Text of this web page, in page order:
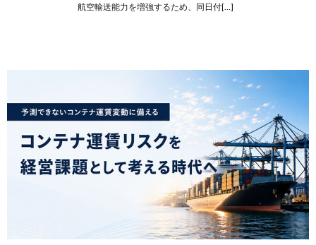
航空輸送能力を増強するため、同日付[…]